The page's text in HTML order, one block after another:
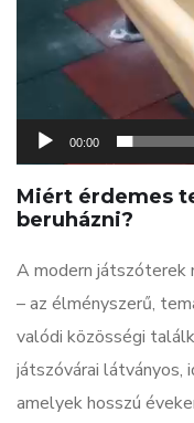
00:00
Miért érdemes
beruházni?
A modern játszóterek
– az élményszerű,
valódi közösségi
játszóvárai látványos,
amelyek hosszú